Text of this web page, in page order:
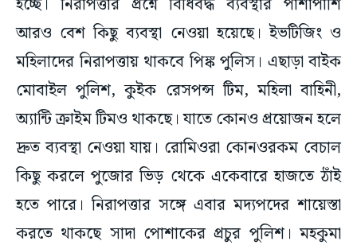
আরও বেশ কিছু ব্যবস্থা নেওয়া হয়েছে। ইভটিজিং ও
মহিলাদের নিরাপত্তায় থাকবে পিঙ্ক পুলিস। এছাড়া বাইক
মোবাইল পুলিশ, কুইক রেসপন্স টিম, মহিলা বাহিনী,
অ্যান্টি ক্রাইম টিমও থাকছে। যাতে কোনও প্রয়োজন হলে
দ্রুত ব্যবস্থা নেওয়া যায়। রোমিওরা কোনওরকম বেচাল
কিছু করলে পুজোর ভিড় থেকে একেবারে হাজতে ঠাঁই
হতে পারে। নিরাপত্তার সঙ্গে এবার মদ্যপদের শায়েস্তা
করতে থাকছে সাদা পোশাকের প্রচুর পুলিশ। মহকুমা